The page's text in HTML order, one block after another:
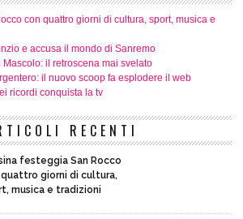
con quattro giorni di cultura, sport, musica e
e accusa il mondo di Sanremo
il retroscena mai svelato
il nuovo scoop fa esplodere il web
ricordi conquista la tv
RECENTI
festeggia San Rocco
giorni di cultura,
musica e tradizioni